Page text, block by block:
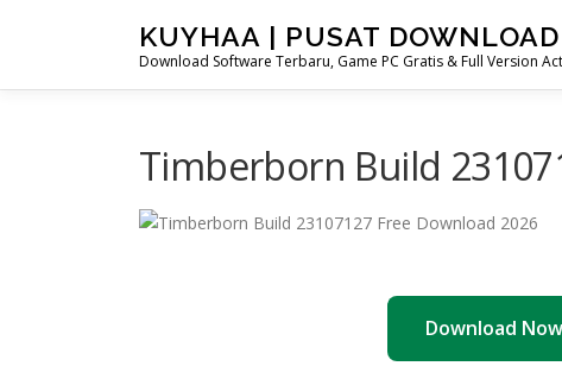
KUYHAA | PUSAT
Download Software Terbaru, Game PC Gratis & Full Version
Timberborn Build
Download Now